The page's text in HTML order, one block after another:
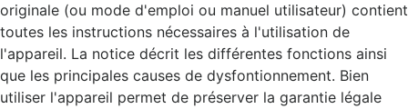
originale (ou mode d'emploi ou manuel utilisateur) contient
toutes les instructions nécessaires à l'utilisation de
l'appareil. La notice décrit les différentes fonctions ainsi
que les principales causes de dysfontionnement. Bien
utiliser l'appareil permet de préserver la garantie légale